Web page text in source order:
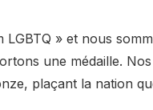
LGBTQ » et nous
une médaille.
plaçant la nation